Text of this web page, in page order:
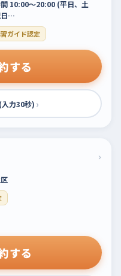
10:00〜20:00 (平日、土
日…
ガイド認定
する
(入力30秒) ›
›
する